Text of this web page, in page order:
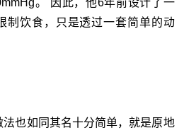
。 因此，他6年前设计了一
制饮食，只是透过一套简单的动
法也如同其名十分简单，就是原地